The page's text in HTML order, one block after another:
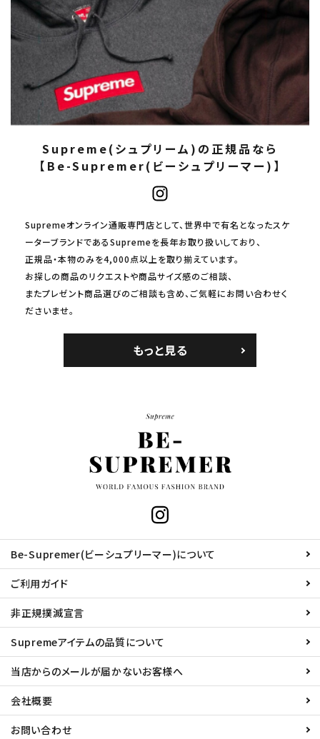
Supreme(シュプリーム)の正規品なら
【Be-Supremer(ビーシュプリーマー)】
Supremeオンライン通販専門店として、世界中で有名となったスケ
ーターブランドであるSupremeを長年お取り扱いしており、
正規品・本物のみを4,000点以上を取り揃えています。
お探しの商品のリクエストや商品サイズ感のご相談、
またプレゼント商品選びのご相談も含め、ご気軽にお問い合わせく
ださいませ。
もっと見る
Be-Supremer(ビーシュプリーマー)について
ご利用ガイド
非正規撲滅宣言
Supremeアイテムの品質について
当店からのメールが届かないお客様へ
会社概要
お問い合わせ